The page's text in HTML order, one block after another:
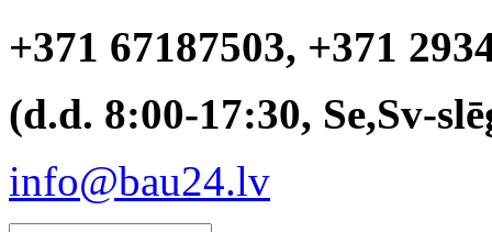
+371 67187503, +371
(d.d. 8:00-17:30, Se,Sv-
info@bau24.lv